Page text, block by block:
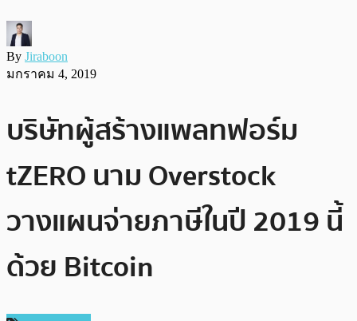
By Jiraboon
มกราคม 4, 2019
บริษัทผู้สร้างแพลทฟอร์ม
tZERO นาม Overstock
วางแผนจ่ายภาษีในปี 2019 นี้
ด้วย Bitcoin